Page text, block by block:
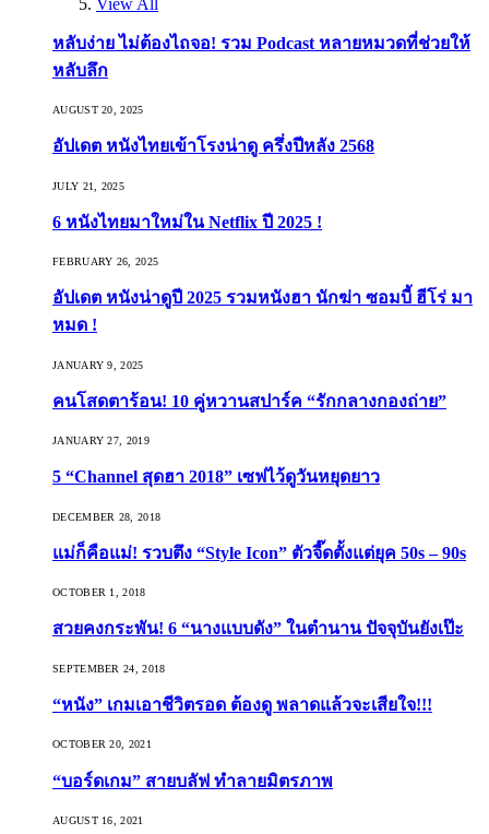
View All
หลับง่าย ไม่ต้องไถจอ! รวม Podcast หลายหมวดที่ช่วยให้
หลับลึก
AUGUST 20, 2025
อัปเดต หนังไทยเข้าโรงน่าดู ครึ่งปีหลัง 2568
JULY 21, 2025
6 หนังไทยมาใหม่ใน Netflix ปี 2025 !
FEBRUARY 26, 2025
อัปเดต หนังน่าดูปี 2025 รวมหนังฮา นักฆ่า ซอมบี้ ฮีโร่ มา
หมด !
JANUARY 9, 2025
คนโสดตาร้อน! 10 คู่หวานสปาร์ค “รักกลางกองถ่าย”
JANUARY 27, 2019
5 “Channel สุดฮา 2018” เซฟไว้ดูวันหยุดยาว
DECEMBER 28, 2018
แม่ก็คือแม่! รวบตึง “Style Icon” ตัวจี๊ดตั้งแต่ยุค 50s – 90s
OCTOBER 1, 2018
สวยคงกระพัน! 6 “นางแบบดัง” ในตำนาน ปัจจุบันยังเป๊ะ
SEPTEMBER 24, 2018
“หนัง” เกมเอาชีวิตรอด ต้องดู พลาดแล้วจะเสียใจ!!!
OCTOBER 20, 2021
“บอร์ดเกม” สายบลัฟ ทำลายมิตรภาพ
AUGUST 16, 2021